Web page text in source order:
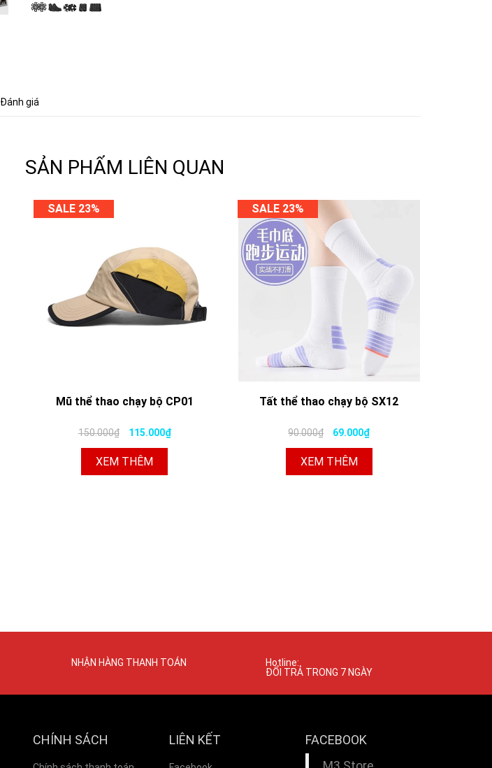
Đánh giá
SẢN PHẨM LIÊN QUAN
SALE 23%
Mũ thể thao chạy bộ CP01
150.000₫ 115.000₫
XEM THÊM
SALE 23%
Tất thể thao chạy bộ SX12
90.000₫ 69.000₫
XEM THÊM
NHẬN HÀNG THANH TOÁN
Hotline:
ĐỔI TRẢ TRONG 7 NGÀY
CHÍNH SÁCH LIÊN KẾT FACEBOOK